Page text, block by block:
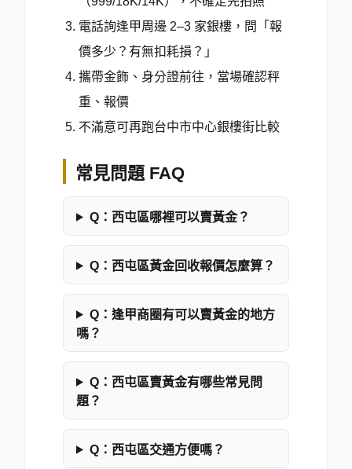
電話詢逢甲周邊 2–3 家銀樓，問「報
價多少？有無扣耗損？」
攜帶金飾、身分證前往，當場確認秤
重、報價
不滿意可再跑台中市中心銀樓街比較
常見問題 FAQ
Q： 西屯區哪裡可以賣黃金？
Q： 西屯區黃金回收報價怎麼算？
Q： 逢甲商圈有可以賣黃金的地方
嗎？
Q： 西屯區賣黃金有哪些常見問
題？
Q： 西屯區交通方便嗎？